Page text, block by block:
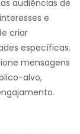
audiências de
e
criar
específicas.
mensagens
alvo,